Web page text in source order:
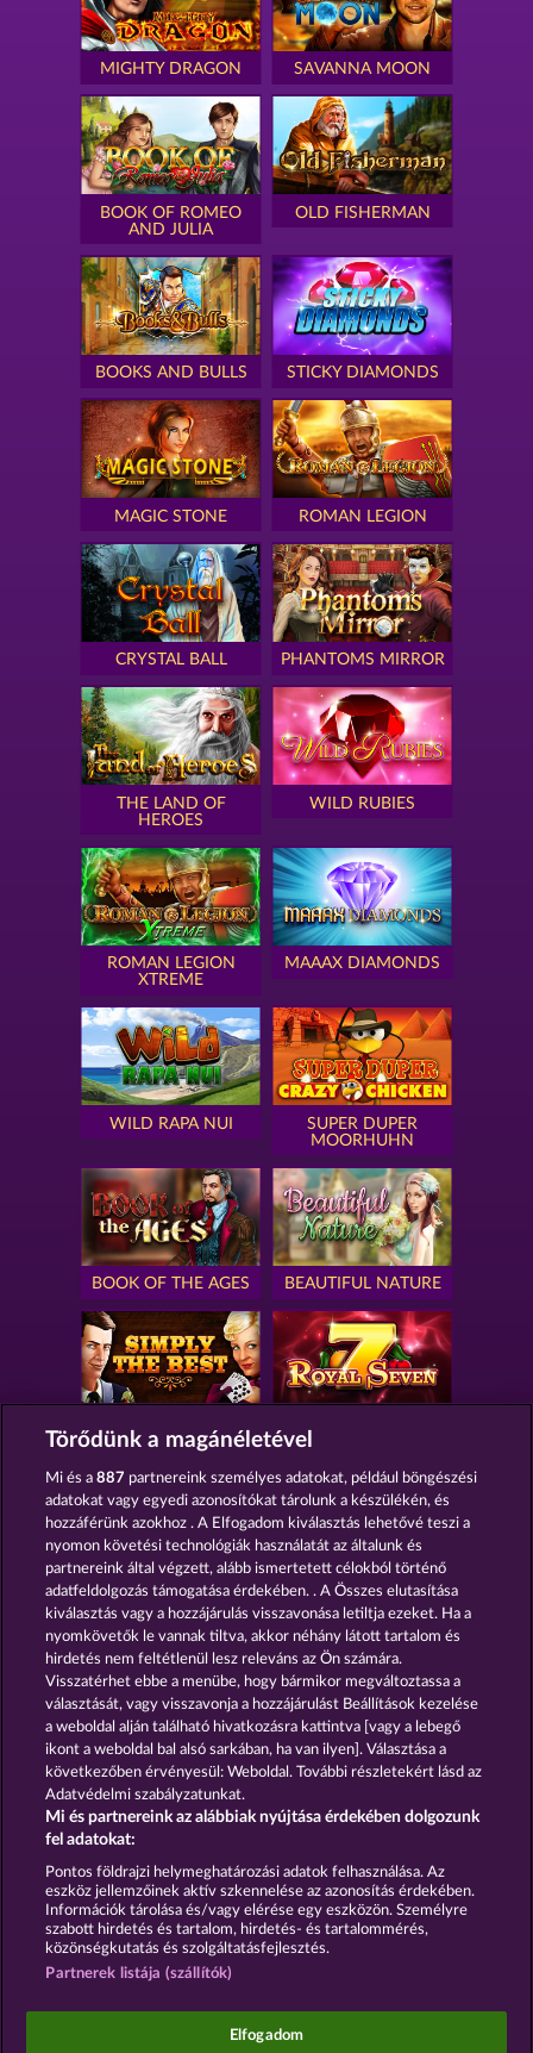
MIGHTY DRAGON SAVANNA MOON
BOOK OF ROMEO
AND JULIA
OLD FISHERMAN
BOOKS AND BULLS STICKY DIAMONDS
MAGIC STONE ROMAN LEGION
CRYSTAL BALL PHANTOMS MIRROR
THE LAND OF
HEROES
WILD RUBIES
ROMAN LEGION
XTREME
MAAAX DIAMONDS
WILD RAPA NUI
SUPER DUPER
MOORHUHN
BOOK OF THE AGES BEAUTIFUL NATURE
SIMPLY THE BEST ROYAL SEVEN
GOLDEN EI OF
MOORHUHN
FOREVER
DIAMONDS
Összes játék mutatása
Részvételi feltételek
Adatkezelési tájékoztató Impresszum
A cég GYIK
célt szolgálnak, és azok egyáltalán nem
befolyásolják, hogy a játékos a jövőben valódi
Törődünk a magánéletével
Mi és a887 partnereink személyes adatokat, például böngészési
adatokat vagy egyedi azonosítókat tárolunk a készülékén, és
hozzáférünk azokhoz . A Elfogadom kiválasztás lehetővé teszi a
nyomon követési technológiák használatát az általunk és
partnereink által végzett, alább ismertetett célokból történő
adatfeldolgozás támogatása érdekében. . A Összes elutasítása
kiválasztás vagy a hozzájárulás visszavonása letiltja ezeket. Ha a
nyomkövetők le vannak tiltva, akkor néhány látott tartalom és
hirdetés nem feltétlenül lesz releváns az Ön számára.
Visszatérhet ebbe a menübe, hogy bármikor megváltoztassa a
választását, vagy visszavonja a hozzájárulást Beállítások kezelése
a weboldal alján található hivatkozásra kattintva [vagy a lebegő
ikont a weboldal bal alsó sarkában, ha van ilyen]. Választása a
következőben érvényesül: Weboldal. További részletekért lásd az
Adatvédelmi szabályzatunkat.
Mi és partnereink az alábbiak nyújtása érdekében dolgozunk
fel adatokat:
Pontos földrajzi helymeghatározási adatok felhasználása. Az
eszköz jellemzőinek aktív szkennelése az azonosítás érdekében.
Információk tárolása és/vagy elérése egy eszközön. Személyre
szabott hirdetés és tartalom, hirdetés- és tartalommérés,
közönségkutatás és szolgáltatásfejlesztés.
Partnerek listája (szállítók)
Elfogadom